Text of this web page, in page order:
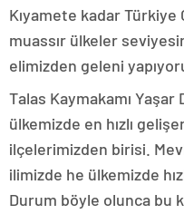
Kıyamete kadar Türkiye
muassır ülkeler
elimizden geleni
Talas Kaymakamı Yaşar
ülkemizde en hızlı
ilçelerimizden birisi.
ilimizde he ülkemizde
Durum böyle olunca bu